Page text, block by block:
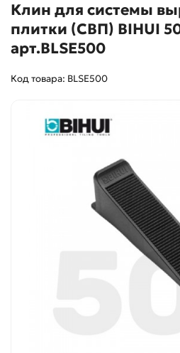
Клин для системы
плитки (СВП) BIHUI
арт.BLSE500
Код товара: BLSE500